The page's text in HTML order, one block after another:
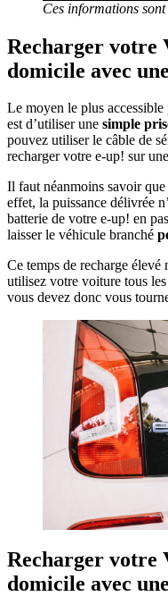
Ces informations
Recharger votre
domicile avec
Le moyen le plus
est d’utiliser une simple
pouvez utiliser le câble de
recharger votre e-up! sur
Il faut néanmoins savoir
effet, la puissance délivrée
batterie de votre e-up! en
laisser le véhicule branché
Ce temps de recharge élevé
utilisez votre voiture tous
vous devez donc vous
Recharger votre
domicile avec une